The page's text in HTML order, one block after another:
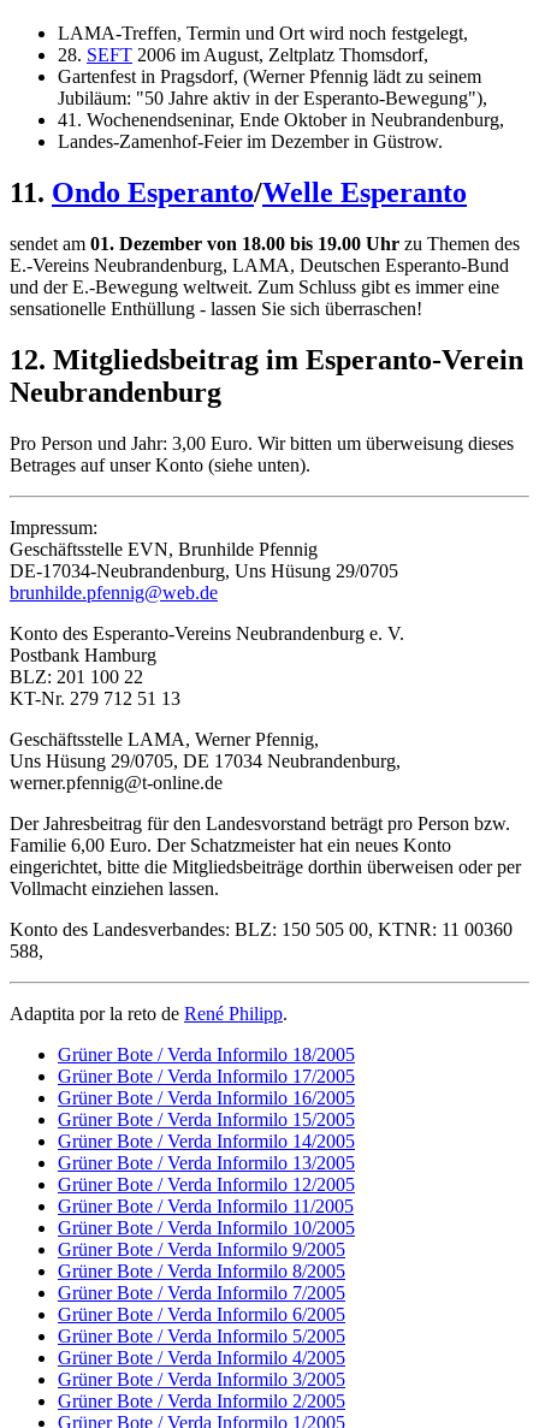
LAMA-Treffen, Termin und Ort wird noch festgelegt,
28. SEFT 2006 im August, Zeltplatz Thomsdorf,
Gartenfest in Pragsdorf, (Werner Pfennig lädt zu seinem
Jubiläum: "50 Jahre aktiv in der Esperanto-Bewegung"),
41. Wochenendseninar, Ende Oktober in Neubrandenburg,
Landes-Zamenhof-Feier im Dezember in Güstrow.
11. Ondo Esperanto/Welle Esperanto
sendet am 01. Dezember von 18.00 bis 19.00 Uhr zu Themen des
E.-Vereins Neubrandenburg, LAMA, Deutschen Esperanto-Bund
und der E.-Bewegung weltweit. Zum Schluss gibt es immer eine
sensationelle Enthüllung - lassen Sie sich überraschen!
12. Mitgliedsbeitrag im Esperanto-Verein
Neubrandenburg
Pro Person und Jahr: 3,00 Euro. Wir bitten um überweisung dieses
Betrages auf unser Konto (siehe unten).
Impressum:
Geschäftsstelle EVN, Brunhilde Pfennig
DE-17034-Neubrandenburg, Uns Hüsung 29/0705
brunhilde.pfennig@web.de
Konto des Esperanto-Vereins Neubrandenburg e. V.
Postbank Hamburg
BLZ: 201 100 22
KT-Nr. 279 712 51 13
Geschäftsstelle LAMA, Werner Pfennig,
Uns Hüsung 29/0705, DE 17034 Neubrandenburg,
werner.pfennig@t-online.de
Der Jahresbeitrag für den Landesvorstand beträgt pro Person bzw.
Familie 6,00 Euro. Der Schatzmeister hat ein neues Konto
eingerichtet, bitte die Mitgliedsbeiträge dorthin überweisen oder per
Vollmacht einziehen lassen.
Konto des Landesverbandes: BLZ: 150 505 00, KTNR: 11 00360
588,
Adaptita por la reto de René Philipp.
Grüner Bote / Verda Informilo 18/2005
Grüner Bote / Verda Informilo 17/2005
Grüner Bote / Verda Informilo 16/2005
Grüner Bote / Verda Informilo 15/2005
Grüner Bote / Verda Informilo 14/2005
Grüner Bote / Verda Informilo 13/2005
Grüner Bote / Verda Informilo 12/2005
Grüner Bote / Verda Informilo 11/2005
Grüner Bote / Verda Informilo 10/2005
Grüner Bote / Verda Informilo 9/2005
Grüner Bote / Verda Informilo 8/2005
Grüner Bote / Verda Informilo 7/2005
Grüner Bote / Verda Informilo 6/2005
Grüner Bote / Verda Informilo 5/2005
Grüner Bote / Verda Informilo 4/2005
Grüner Bote / Verda Informilo 3/2005
Grüner Bote / Verda Informilo 2/2005
Grüner Bote / Verda Informilo 1/2005